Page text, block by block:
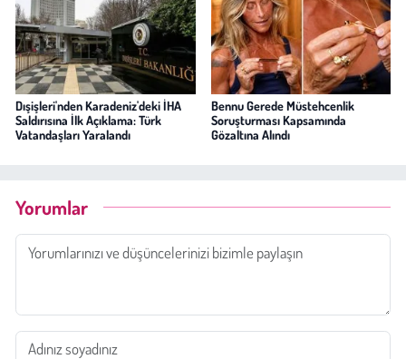
Dışişleri'nden Karadeniz'deki İHA
Saldırısına İlk Açıklama: Türk
Vatandaşları Yaralandı
Bennu Gerede Müstehcenlik
Soruşturması Kapsamında
Gözaltına Alındı
Yorumlar